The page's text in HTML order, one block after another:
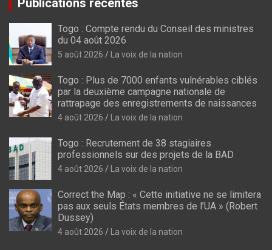
Publications récentes
Togo : Compte rendu du Conseil des ministres
du 04 août 2026
5 août 2026 La voix de la nation
Togo : Plus de 7000 enfants vulnérables ciblés
par la deuxième campagne nationale de
rattrapage des enregistrements de naissances
4 août 2026 La voix de la nation
Togo : Recrutement de 38 stagiaires
professionnels sur des projets de la BAD
4 août 2026 La voix de la nation
Correct the Map : « Cette initiative ne se limitera
pas aux seuls États membres de l’UA » (Robert
Dussey)
4 août 2026 La voix de la nation